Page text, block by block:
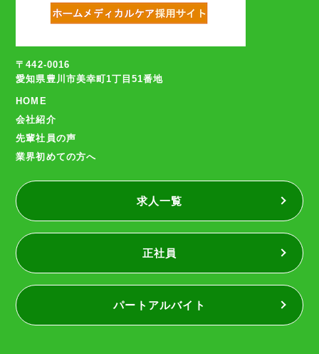
〒442-0016
愛知県豊川市美幸町1丁目51番地
HOME
会社紹介
先輩社員の声
業界初めての方へ
求人一覧
正社員
パートアルバイト